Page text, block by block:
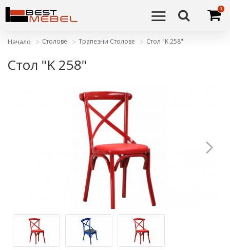
0
Начало Столове Трапезни Столове Стол "K 258"
Стол "K 258"